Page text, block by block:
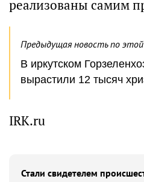
реализованы самим
Предыдущая новость по
В иркутском
вырастили 12 тысяч
IRK.ru
Стали свидетелем